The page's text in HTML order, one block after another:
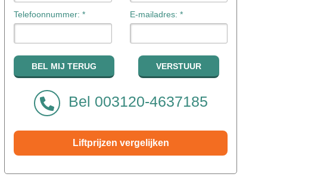
Telefoonnummer: * E-mailadres: *
Bel 003120-4637185
Liftprijzen vergelijken